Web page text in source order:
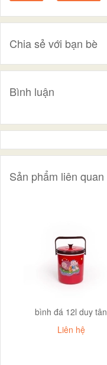
Chia sẻ với bạn bè
Bình luận
Sản phẩm liên quan
bình đá 12l duy tân
Liên hệ